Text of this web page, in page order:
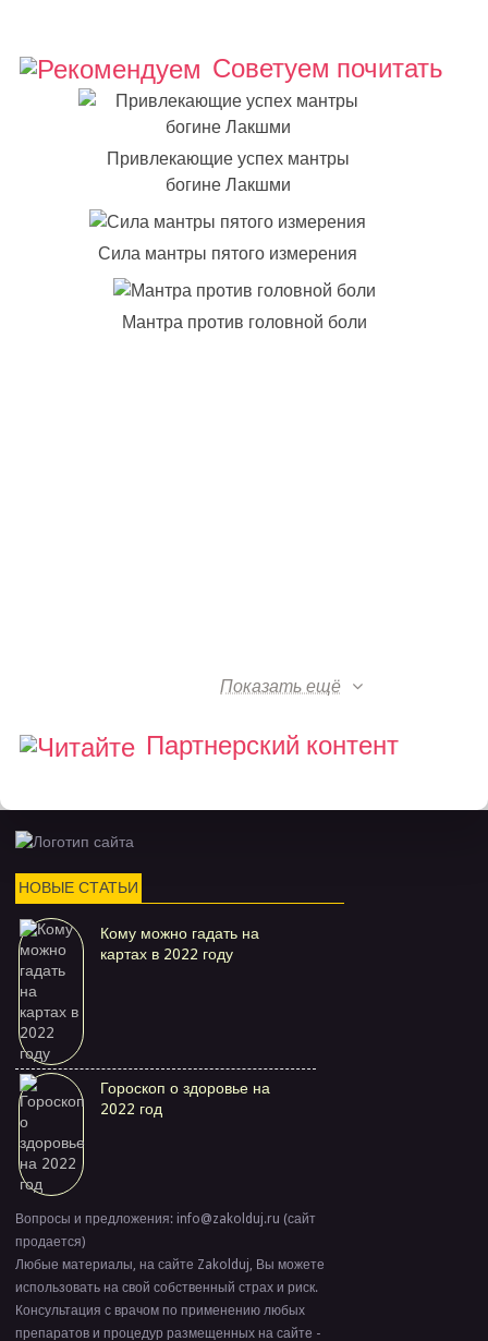
Советуем почитать
Привлекающие успех мантры
богине Лакшми
Сила мантры пятого измерения
Мантра против головной боли
Показать ещё
Партнерский контент
НОВЫЕ СТАТЬИ
Кому можно гадать на
картах в 2022 году
Гороскоп о здоровье на
2022 год
Вопросы и предложения: info@zakolduj.ru (сайт
продается)
Любые материалы, на сайте Zakolduj, Вы можете
использовать на свой собственный страх и риск.
Консультация с врачом по применению любых
препаратов и процедур размещенных на сайте -